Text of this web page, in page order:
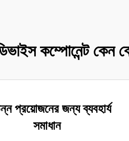
কম্পোনেন্ট কেন
প্রয়োজনের জন্য ব্যবহার্য
সমাধান